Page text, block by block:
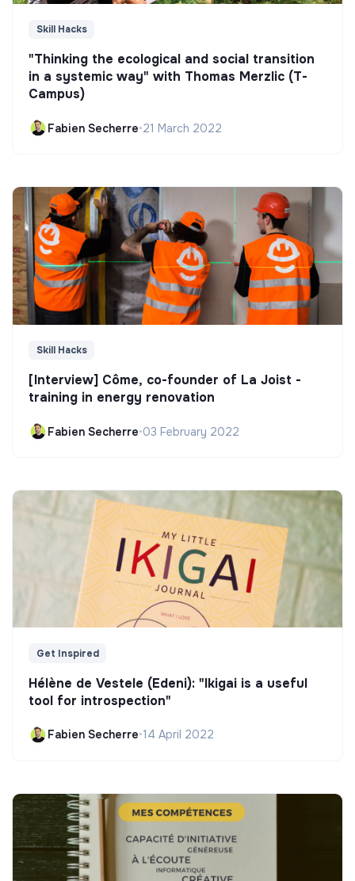
Skill Hacks
"Thinking the ecological and social transition
in a systemic way" with Thomas Merzlic (T-
Campus)
Fabien Secherre•21 March 2022
Skill Hacks
[Interview] Côme, co-founder of La Joist -
training in energy renovation
Fabien Secherre•03 February 2022
Get Inspired
Hélène de Vestele (Edeni): "Ikigai is a useful
tool for introspection"
Fabien Secherre•14 April 2022